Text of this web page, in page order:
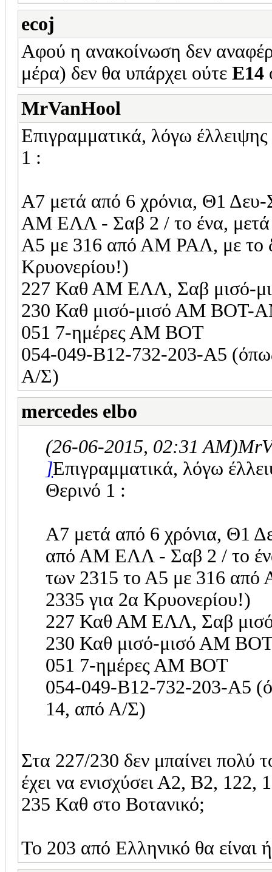
ecoj
Αφού η ανακοίνωση δεν
μέρα) δεν θα υπάρχει ούτε Ε14
MrVanHool
Επιγραμματικά, λόγω
1 :
A7 μετά από 6 χρόνια, Θ1
ΑΜ ΕΛΛ - Σαβ 2 / το ένα, μετά
Α5 με 316 από ΑΜ ΡΑΛ, με το
Κρυονερίου!)
227 Καθ ΑΜ ΕΛΛ, Σαβ
230 Καθ μισό-μισό ΑΜ
051 7-ημέρες ΑΜ ΒΟΤ
054-049-Β12-732-203-Α5
Α/Σ)
mercedes elbo
(26-06-2015, 02:31 AM)
]Επιγραμματικά, λόγω
Θερινό 1 :
A7 μετά από 6 χρόνια,
από ΑΜ ΕΛΛ - Σαβ 2 / το
των 2315 το Α5 με 316
2335 για 2α Κρυονερίου!)
227 Καθ ΑΜ ΕΛΛ, Σαβ
230 Καθ μισό-μισό ΑΜ
051 7-ημέρες ΑΜ ΒΟΤ
054-049-Β12-732-203-Α5
14, από Α/Σ)
Στα 227/230 δεν μπαίνει πολύ
έχει να ενισχύσει Α2, Β2,
235 Καθ στο Βοτανικό;
To 203 από Ελληνικό θα είναι